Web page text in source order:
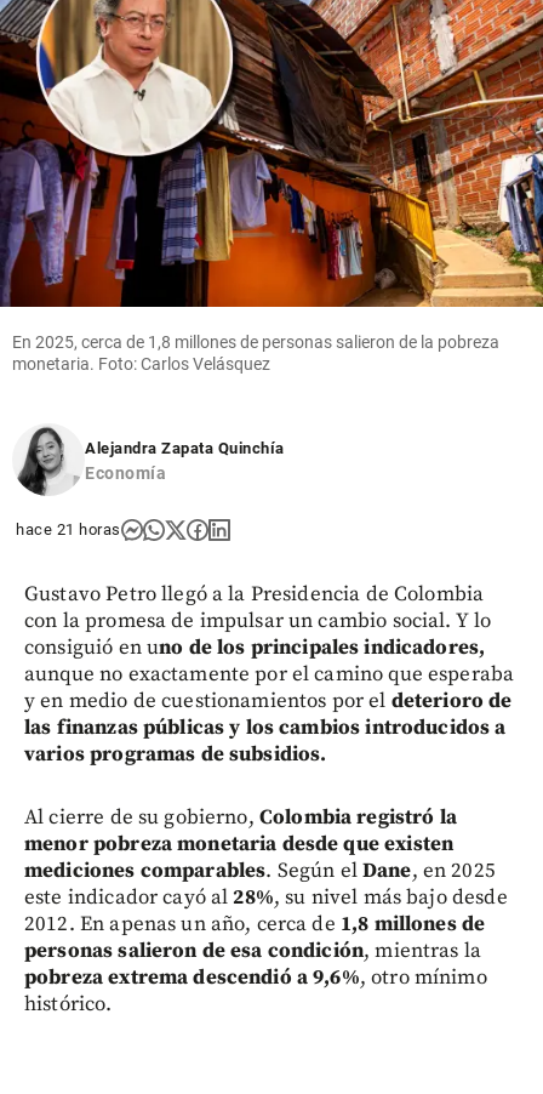
En 2025, cerca de 1,8 millones de personas salieron de la pobreza
monetaria. Foto: Carlos Velásquez
Alejandra Zapata Quinchía
Economía
hace 21 horas
Gustavo Petro llegó a la Presidencia de Colombia
con la promesa de impulsar un cambio social. Y lo
consiguió en uno de los principales indicadores,
aunque no exactamente por el camino que esperaba
y en medio de cuestionamientos por el deterioro de
las finanzas públicas y los cambios introducidos a
varios programas de subsidios.
Al cierre de su gobierno, Colombia registró la
menor pobreza monetaria desde que existen
mediciones comparables. Según elDane, en 2025
este indicador cayó al28%, su nivel más bajo desde
2012. En apenas un año, cerca de 1,8 millones de
personas salieron de esa condición, mientras la
pobreza extrema descendió a 9,6%, otro mínimo
histórico.